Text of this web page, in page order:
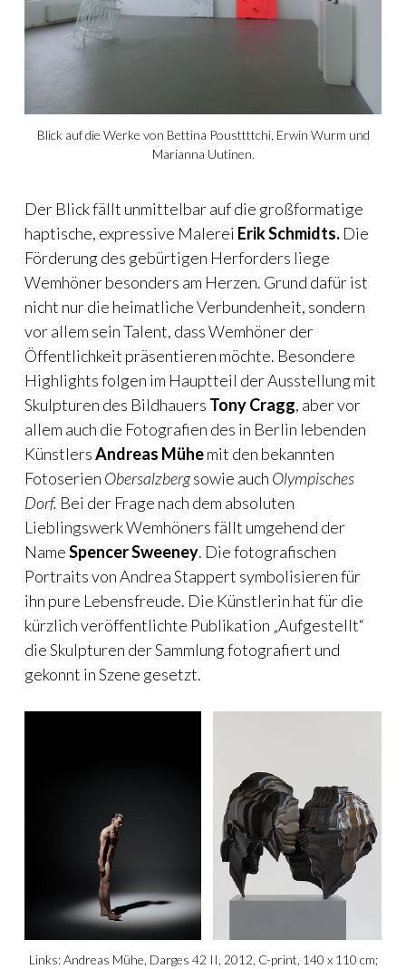
Blick auf die Werke von Bettina Pousttttchi, Erwin Wurm und
Marianna Uutinen.
Der Blick fällt unmittelbar auf die großformatige
haptische, expressive Malerei Erik Schmidts. Die
Förderung des gebürtigen Herforders liege
Wemhöner besonders am Herzen. Grund dafür ist
nicht nur die heimatliche Verbundenheit, sondern
vor allem sein Talent, dass Wemhöner der
Öffentlichkeit präsentieren möchte. Besondere
Highlights folgen im Hauptteil der Ausstellung mit
Skulpturen des Bildhauers Tony Cragg, aber vor
allem auch die Fotografien des in Berlin lebenden
KünstlersAndreas Mühemit den bekannten
Fotoserien Obersalzbergsowie auch Olympisches
Dorf. Bei der Frage nach dem absoluten
Lieblingswerk Wemhöners fällt umgehend der
NameSpencer Sweeney. Die fotografischen
Portraits von Andrea Stappert symbolisieren für
ihn pure Lebensfreude. Die Künstlerin hat für die
kürzlich veröffentlichte Publikation „Aufgestellt“
die Skulpturen der Sammlung fotografiert und
gekonnt in Szene gesetzt.
Links: Andreas Mühe, Darges 42 II, 2012, C-print, 140 x 110 cm;